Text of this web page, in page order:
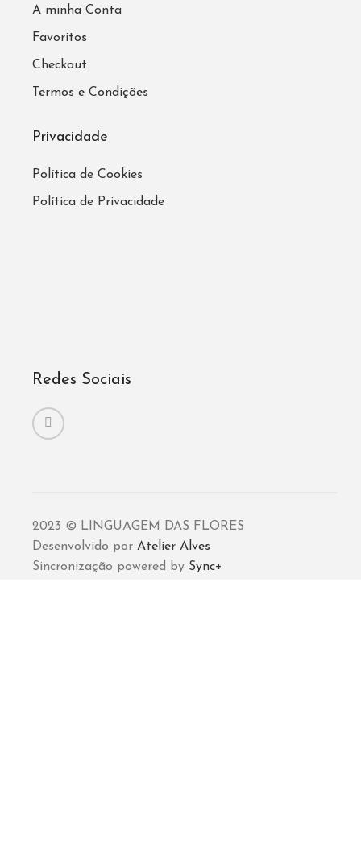
A minha Conta
Favoritos
Checkout
Termos e Condições
Privacidade
Política de Cookies
Política de Privacidade
Redes Sociais
2023 © LINGUAGEM DAS FLORES
Desenvolvido por Atelier Alves
Sincronização powered by Sync+